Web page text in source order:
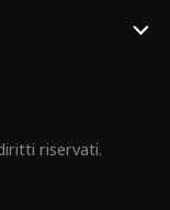
riservati.